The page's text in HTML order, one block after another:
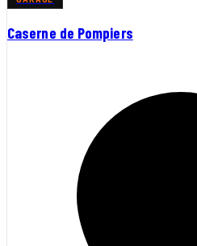
Caserne de Pompiers